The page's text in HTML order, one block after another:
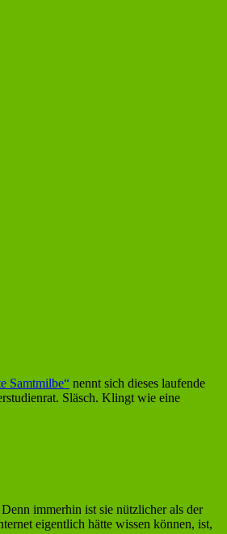
Samtmilbe“ nennt sich dieses laufende
Släsch. Klingt wie eine
immerhin ist sie nützlicher als der
eigentlich hätte wissen können, ist,